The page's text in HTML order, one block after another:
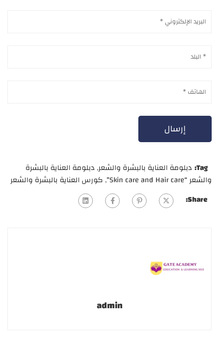
Tag: دبلومة العناية بالبشرة والشعر,دبلومة العناية بالبشرة
والشعر “Skin care and Hair care”
, كورس العناية بالبشرة والشعر
Share:
admin